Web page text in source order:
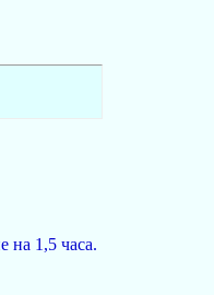
на 1,5 часа.